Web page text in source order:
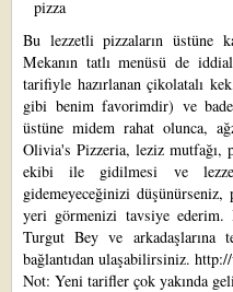
Bu lezzetli pizzaların üstüne
Mekanın tatlı menüsü de
tarifiyle hazırlanan çikolatalı
gibi benim favorimdir) ve
üstüne midem rahat olunca,
Olivia's Pizzeria, leziz mutfağı,
ekibi ile gidilmesi ve
gidemeyeceğinizi
yeri görmenizi tavsiye
Turgut Bey ve arkadaşlarına
bağlantıdan ulaşabilirsiniz.
Not: Yeni tarifler çok yakında